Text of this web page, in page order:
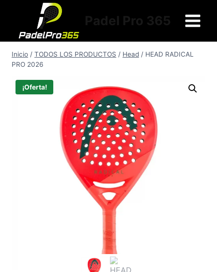
contenido
Inicio / TODOS LOS PRODUCTOS / Head / HEAD RADICAL
PRO 2026
¡Oferta!